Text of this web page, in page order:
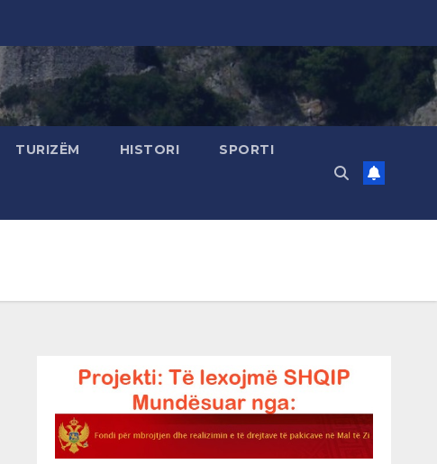
TURIZËM HISTORI SPORTI